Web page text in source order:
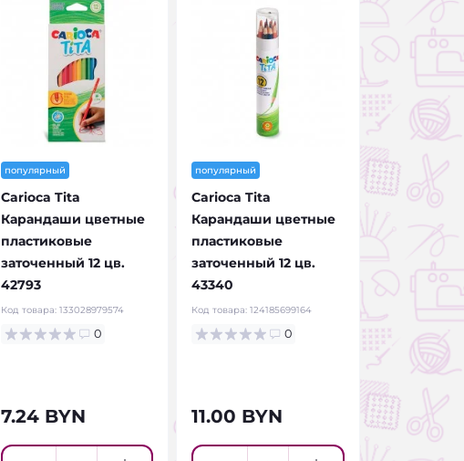
популярный
Carioca Tita
Карандаши цветные
пластиковые
заточенный 12 цв.
42793
Код товара: 133028979574
0
7.24 BYN
популярный
Carioca Tita
Карандаши цветные
пластиковые
заточенный 12 цв.
43340
Код товара:124185699164
0
11.00 BYN